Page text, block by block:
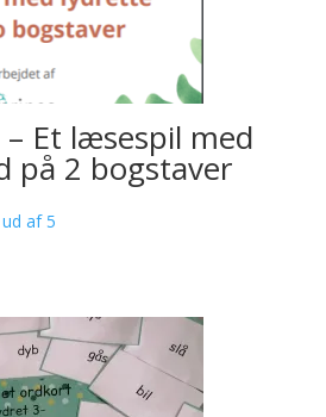
Et læsespil med
på 2 bogstaver
af 5